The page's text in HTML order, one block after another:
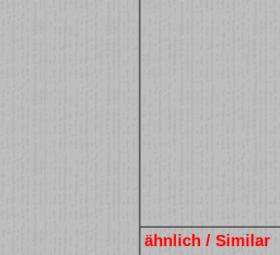
ähnlich / Similar